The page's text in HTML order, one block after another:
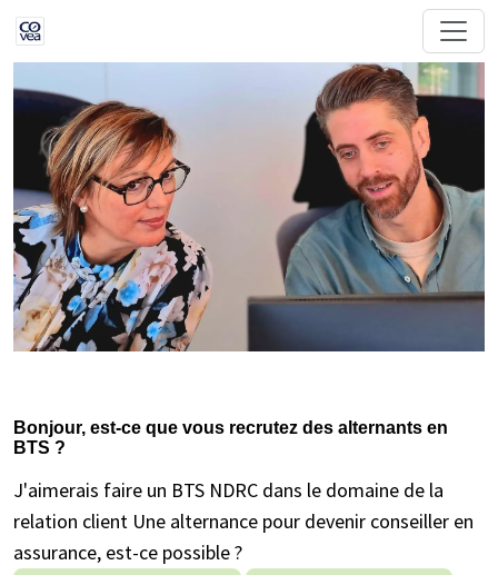
Bonjour, est-ce que vous recrutez des alternants en
BTS ?
J'aimerais faire un BTS NDRC dans le domaine de la
relation client Une alternance pour devenir conseiller en
assurance, est-ce possible ?